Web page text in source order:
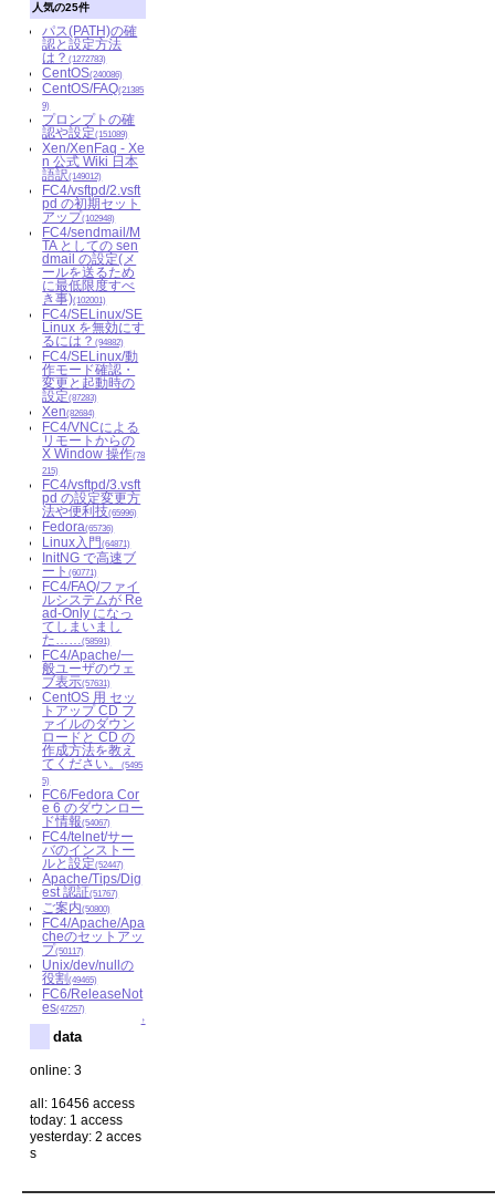
人気の25件
パス(PATH)の確
認と設定方法
は？(1272783)
CentOS(240086)
CentOS/FAQ(21385
9)
プロンプトの確
認や設定(151089)
Xen/XenFaq - Xe
n 公式 Wiki 日本
語訳(149012)
FC4/vsftpd/2.vsft
pd の初期セット
アップ(102948)
FC4/sendmail/M
TA としての sen
dmail の設定(メ
ールを送るため
に最低限度すべ
き事)(102001)
FC4/SELinux/SE
Linux を無効にす
るには？(94882)
FC4/SELinux/動
作モード確認・
変更と起動時の
設定(87283)
Xen(82684)
FC4/VNCによる
リモートからの
X Window 操作(78
215)
FC4/vsftpd/3.vsft
pd の設定変更方
法や便利技(65996)
Fedora(65736)
Linux入門(64871)
InitNG で高速ブ
ート(60771)
FC4/FAQ/ファイ
ルシステムが Re
ad-Only になっ
てしまいまし
た……(58591)
FC4/Apache/一
般ユーザのウェ
ブ表示(57631)
CentOS 用 セッ
トアップ CD フ
ァイルのダウン
ロードと CD の
作成方法を教え
てください。(5495
5)
FC6/Fedora Cor
e 6 のダウンロー
ド情報(54067)
FC4/telnet/サー
バのインストー
ルと設定(52447)
Apache/Tips/Dig
est 認証(51767)
ご案内(50800)
FC4/Apache/Apa
cheのセットアッ
プ(50117)
Unix/dev/nullの
役割(49465)
FC6/ReleaseNot
es(47257)
↑
data
online: 3
all: 16456 access
today: 1 access
yesterday: 2 acces
s